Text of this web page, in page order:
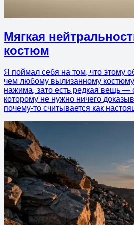
Мягкая
костюм
Я поймал себя на том, что этому
чем любому вылизанному
нажима, зато есть редкая вещь —
которому не нужно ничего
почему-то считывается как